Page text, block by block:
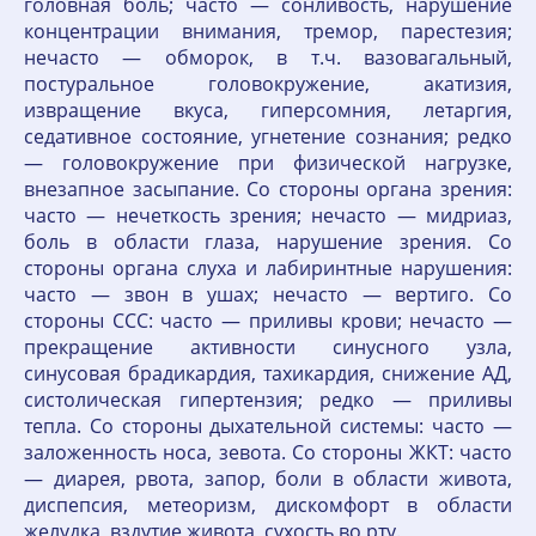
концентрации внимания, тремор, парестезия;
нечасто — обморок, в т.ч. вазовагальный,
постуральное головокружение, акатизия,
извращение вкуса, гиперсомния, летаргия,
седативное состояние, угнетение сознания; редко
— головокружение при физической нагрузке,
внезапное засыпание. Cо стороны органа зрения:
часто — нечеткость зрения; нечасто — мидриаз,
боль в области глаза, нарушение зрения. Со
стороны органа слуха и лабиринтные нарушения:
часто — звон в ушах; нечасто — вертиго. Со
стороны ССС: часто — приливы крови; нечасто —
прекращение активности синусного узла,
синусовая брадикардия, тахикардия, снижение АД,
систолическая гипертензия; редко — приливы
тепла. Cо стороны дыхательной системы: часто —
заложенность носа, зевота. Cо стороны ЖКТ: часто
— диарея, рвота, запор, боли в области живота,
диспепсия, метеоризм, дискомфорт в области